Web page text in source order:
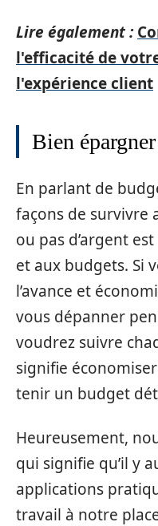
Lire également :
l'efficacité de
l'expérience client
Bien
En parlant de
façons de survivre
ou pas d’argent
et aux budgets. Si
l’avance et
vous dépanner
voudrez suivre
signifie
tenir un budget
Heureusement,
qui signifie qu’il y
applications
travail à notre